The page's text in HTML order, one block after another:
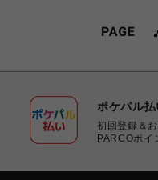
ポケパル払
初回登録＆
PARCOポイ